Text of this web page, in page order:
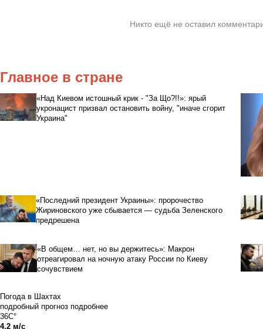
Никто ещё не оставил
Главное в стране
«Над Киевом истошный крик - "За Що?!!»: ярый
укронацист призвал остановить войну, "иначе сгорит
Украина"
«Последний президент Украины»: пророчество
Жириновского уже сбывается — судьба Зеленского
предрешена
«В общем… нет, но вы держитесь»: Макрон
отреагировал на ночную атаку России по Киеву
сочувствием
Погода в Шахтах
подробный прогноз подробнее
36C°
4.2 м/с